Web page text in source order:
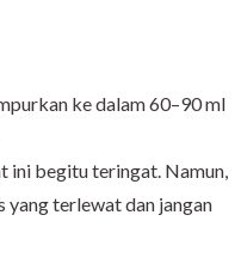
ke dalam 60–90 ml
ini begitu teringat. Namun,
yang terlewat dan jangan